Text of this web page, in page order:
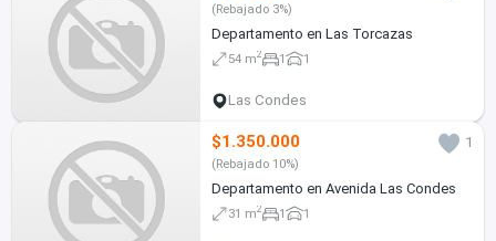
(Rebajado 3%)
Departamento en Las Torcazas
54 m2 1 1
Las Condes
$1.350.000 1
(Rebajado 10%)
Departamento en Avenida Las Condes
31 m2 1 1